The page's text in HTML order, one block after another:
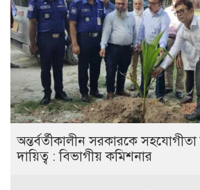
অন্তর্বর্তীকালীন সরকারকে
দায়িত্ব : বিভাগীয় কমিশনার